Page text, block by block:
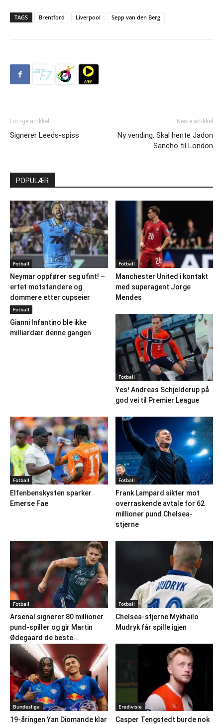
TAGS Brentford Liverpool Sepp van den Berg
Forrige artikkel
Signerer Leeds-spiss
Neste artikkel
Ny vending: Skal hente Jadon
Sancho til London
POPULÆR
Fotball
Neymar oppfører seg ufint! –
ertet motstandere og
dommere etter cupseier
Fotball
Manchester United i kontakt
med superagent Jorge
Mendes
Fotball
Gianni Infantino ble ikke
milliardær denne gangen
Fotball
Yes! Andreas Schjelderup på
god vei til Premier League
Fotball
Elfenbenskysten sparker
Emerse Fae
Fotball
Frank Lampard sikter mot
overraskende avtale for 62
millioner pund Chelsea-
stjerne
Fotball
Arsenal signerer 80 millioner
pund-spiller og gir Martin
Ødegaard de beste...
Fotball
Chelsea-stjerne Mykhailo
Mudryk får spille igjen
Bundesliga
19-åringen Yan Diomande klar
Eredivisie
Casper Tengstedt burde nok